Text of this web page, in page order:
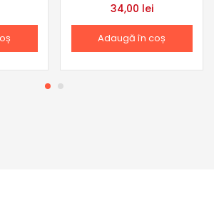
34,00 lei
Adaugă în coș